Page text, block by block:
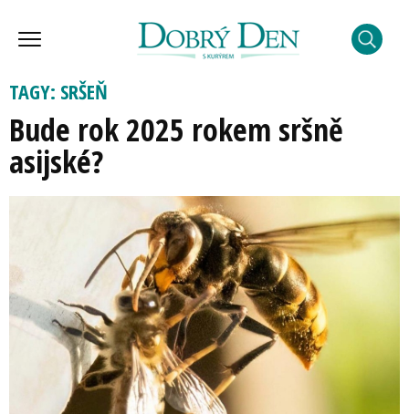
TAGY: SRŠEŇ
Bude rok 2025 rokem sršně
asijské?